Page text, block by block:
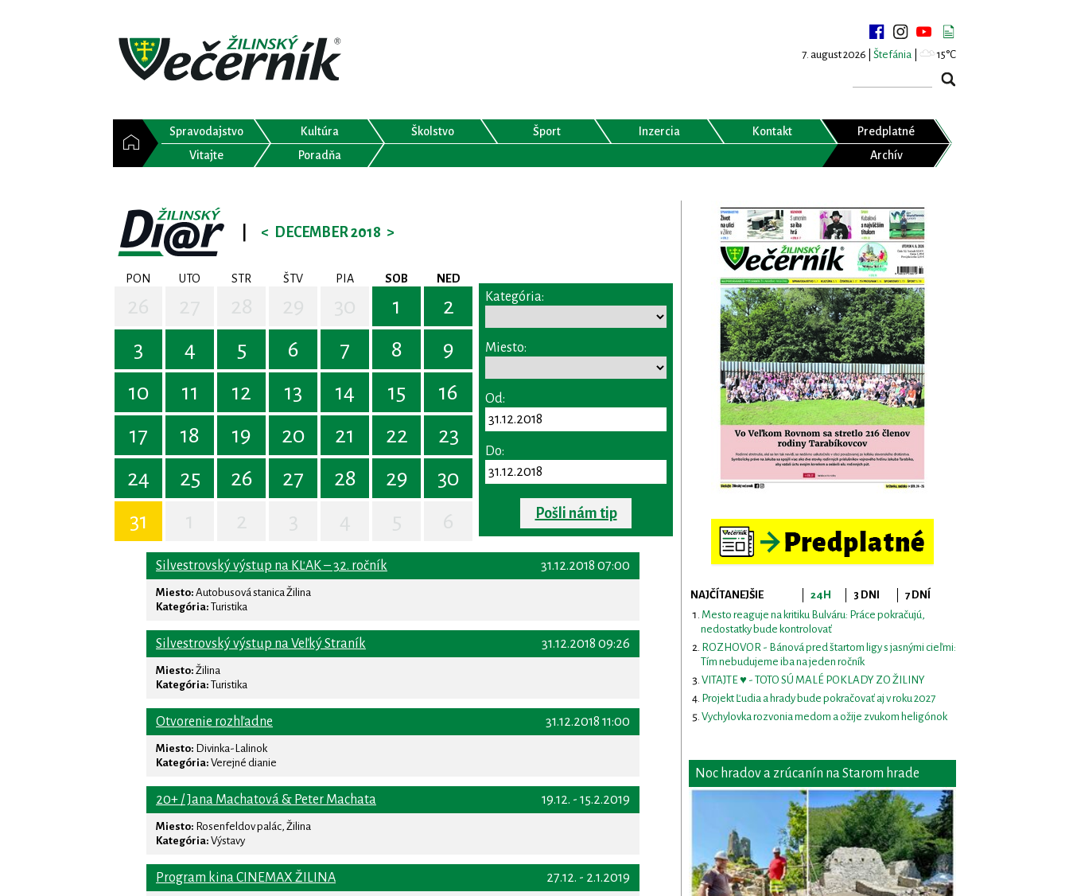
7. august 2026 | Štefánia 15°C
Spravodajstvo Kultúra Školstvo Šport Inzercia Kontakt
Predplatné
Vitajte
Poradňa Archív
< DECEMBER 2018 >
PON UTO STR ŠTV PIA SOB NED
1
2
3
4 5 6 7 8
9
10
11 12 13 14 15
16
17
18 19 20 21 22
23
24
25 26 27 28 29
30
31
Kategória:
Miesto:
Od:
Do:
Pošli nám tip
31.12.2018 07:00
Silvestrovský výstup na KĽAK – 32. ročník
Miesto: Autobusová stanica Žilina
Kategória: Turistika
31.12.2018 09:26
Silvestrovský výstup na Veľký Straník
Miesto: Žilina
Kategória: Turistika
31.12.2018 11:00
Otvorenie rozhľadne
Miesto: Divinka-Lalinok
Kategória: Verejné dianie
19.12. - 15.2.2019
20+ / Jana Machatová & Peter Machata
Miesto: Rosenfeldov palác, Žilina
Kategória: Výstavy
27.12. - 2.1.2019
Program kina CINEMAX ŽILINA
NAJČÍTANEJŠIE 24H 3 DNI
7 DNÍ
Mesto reaguje na kritiku Bulváru: Práce pokračujú,
nedostatky bude kontrolovať
ROZHOVOR - Bánová pred štartom ligy s jasnými cieľmi:
Tím nebudujeme iba na jeden ročník
VITAJTE ♥ - TOTO SÚ MALÉ POKLADY ZO ŽILINY
Projekt Ľudia a hrady bude pokračovať aj v roku 2027
Vychylovka rozvonia medom a ožije zvukom heligónok
Noc hradov a zrúcanín na Starom hrade